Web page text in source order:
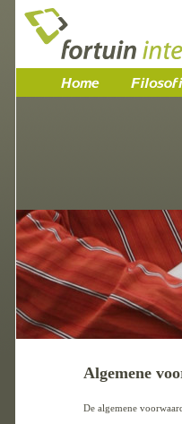
Algemene
De algemene